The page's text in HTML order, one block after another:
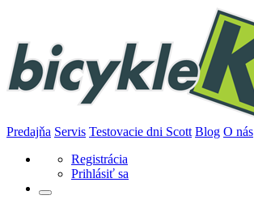
Predajňa Servis Testovacie dni Scott Blog O nás
Registrácia
Prihlásiť sa